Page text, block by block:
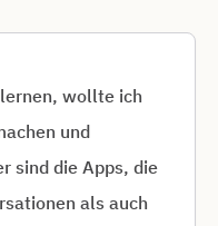
wollte ich
und
sind die Apps, die
als auch